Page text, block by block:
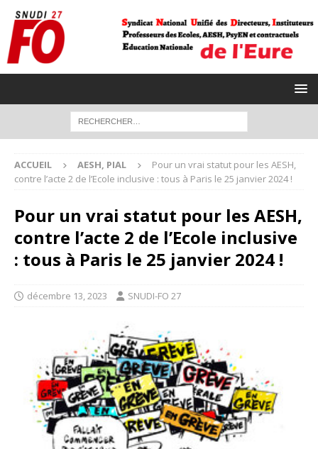
ACCUEIL AESH, PIAL
Pour un vrai statut pour les AESH,
contre l’acte 2 de l’Ecole inclusive : tous à Paris le 25 janvier 2024 !
Pour un vrai statut pour les AESH,
contre l’acte 2 de l’Ecole inclusive
: tous à Paris le 25 janvier 2024 !
décembre 13, 2023 SNUDI-FO 27